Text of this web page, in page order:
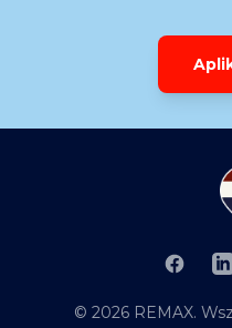
© 2026 REMAX.